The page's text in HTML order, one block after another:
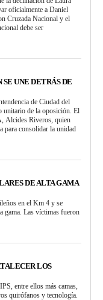
oficialmente a Daniel
Cruzada Nacional y el
debe ser
UNE DETRÁS DE
de Ciudad del
unitario de la oposición. El
Alcides Riveros, quien
para consolidar la unidad
DE ALTA GAMA
en el Km 4 y se
gama. Las víctimas fueron
LOS
entre ellos más camas,
quirófanos y tecnología.